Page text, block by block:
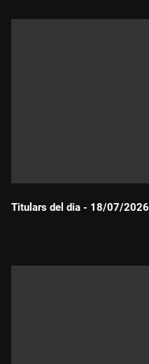
Titulars del dia - 18/07/2026